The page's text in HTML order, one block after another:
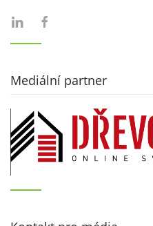
Mediální partner